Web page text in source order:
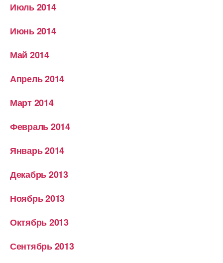
Июль 2014
Июнь 2014
Май 2014
Апрель 2014
Март 2014
Февраль 2014
Январь 2014
Декабрь 2013
Ноябрь 2013
Октябрь 2013
Сентябрь 2013